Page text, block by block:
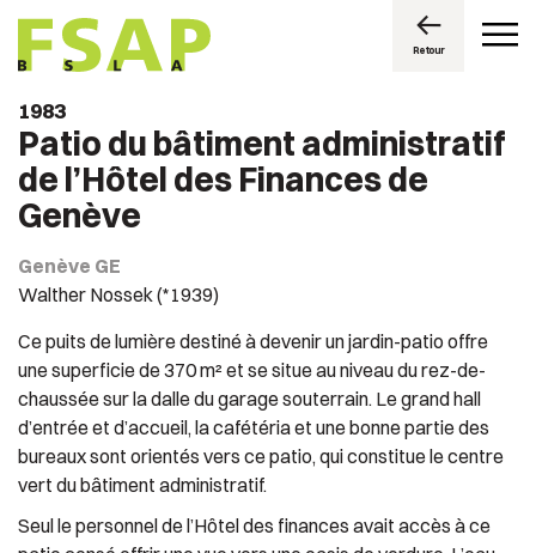
Retour
1983
Patio du bâtiment administratif
de l’Hôtel des Finances de
Genève
Genève GE
Walther Nossek (*1939)
Ce puits de lumière destiné à devenir un jardin-patio offre
une superficie de 370 m² et se situe au niveau du rez-de-
chaussée sur la dalle du garage souterrain. Le grand hall
d’entrée et d’accueil, la cafétéria et une bonne partie des
bureaux sont orientés vers ce patio, qui constitue le centre
vert du bâtiment administratif.
Seul le personnel de l’Hôtel des finances avait accès à ce